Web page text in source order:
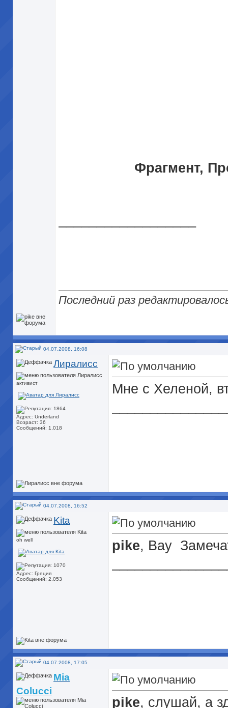
Фрагмент,
Последний раз
04.07.2008, 16:08
Лиралисс
активист
Адрес: Underland
Возраст: 36
Сообщений: 1,018
Мне с Хеленой,
04.07.2008, 16:52
Kita
oh well
Адрес: Греция
Сообщений: 2,053
pike, Вау
04.07.2008, 17:05
Mia
Colucci
pike, слушай, а